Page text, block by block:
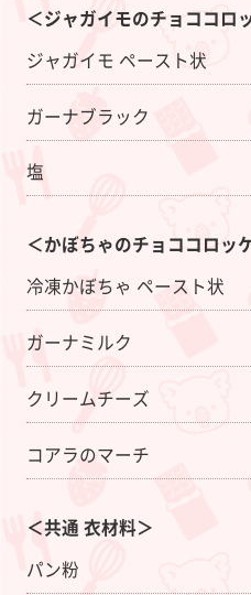
＜ジャガイモのチョココ
ジャガイモ ペースト状
ガーナブラック
塩
＜かぼちゃのチョココロ
冷凍かぼちゃ ペースト状
ガーナミルク
クリームチーズ
コアラのマーチ
＜共通 衣材料＞
パン粉